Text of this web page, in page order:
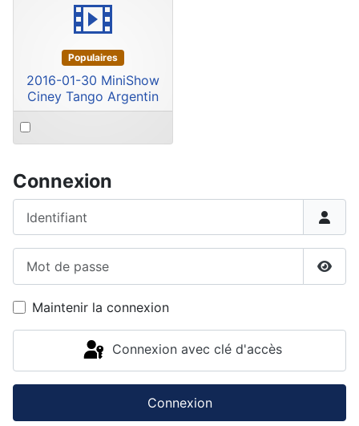
video
Populaires
2016-01-30 MiniShow
Ciney Tango Argentin
Select
an
Connexion
Maintenir la connexion
Connexion avec clé d'accès
Connexion